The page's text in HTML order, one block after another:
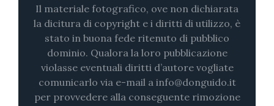
Il materiale fotografico, ove non dichiarata
la dicitura di copyright e i diritti di utilizzo, è
stato in buona fede ritenuto di pubblico
dominio. Qualora la loro pubblicazione
violasse eventuali diritti d’autore vogliate
comunicarlo via e-mail a info@donguido.it
per provvedere alla conseguente rimozione